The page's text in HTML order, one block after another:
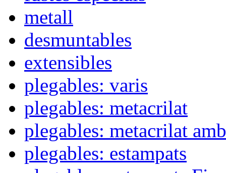
metall
desmuntables
extensibles
plegables: varis
plegables: metacrilat
plegables: metacrilat
plegables: estampats